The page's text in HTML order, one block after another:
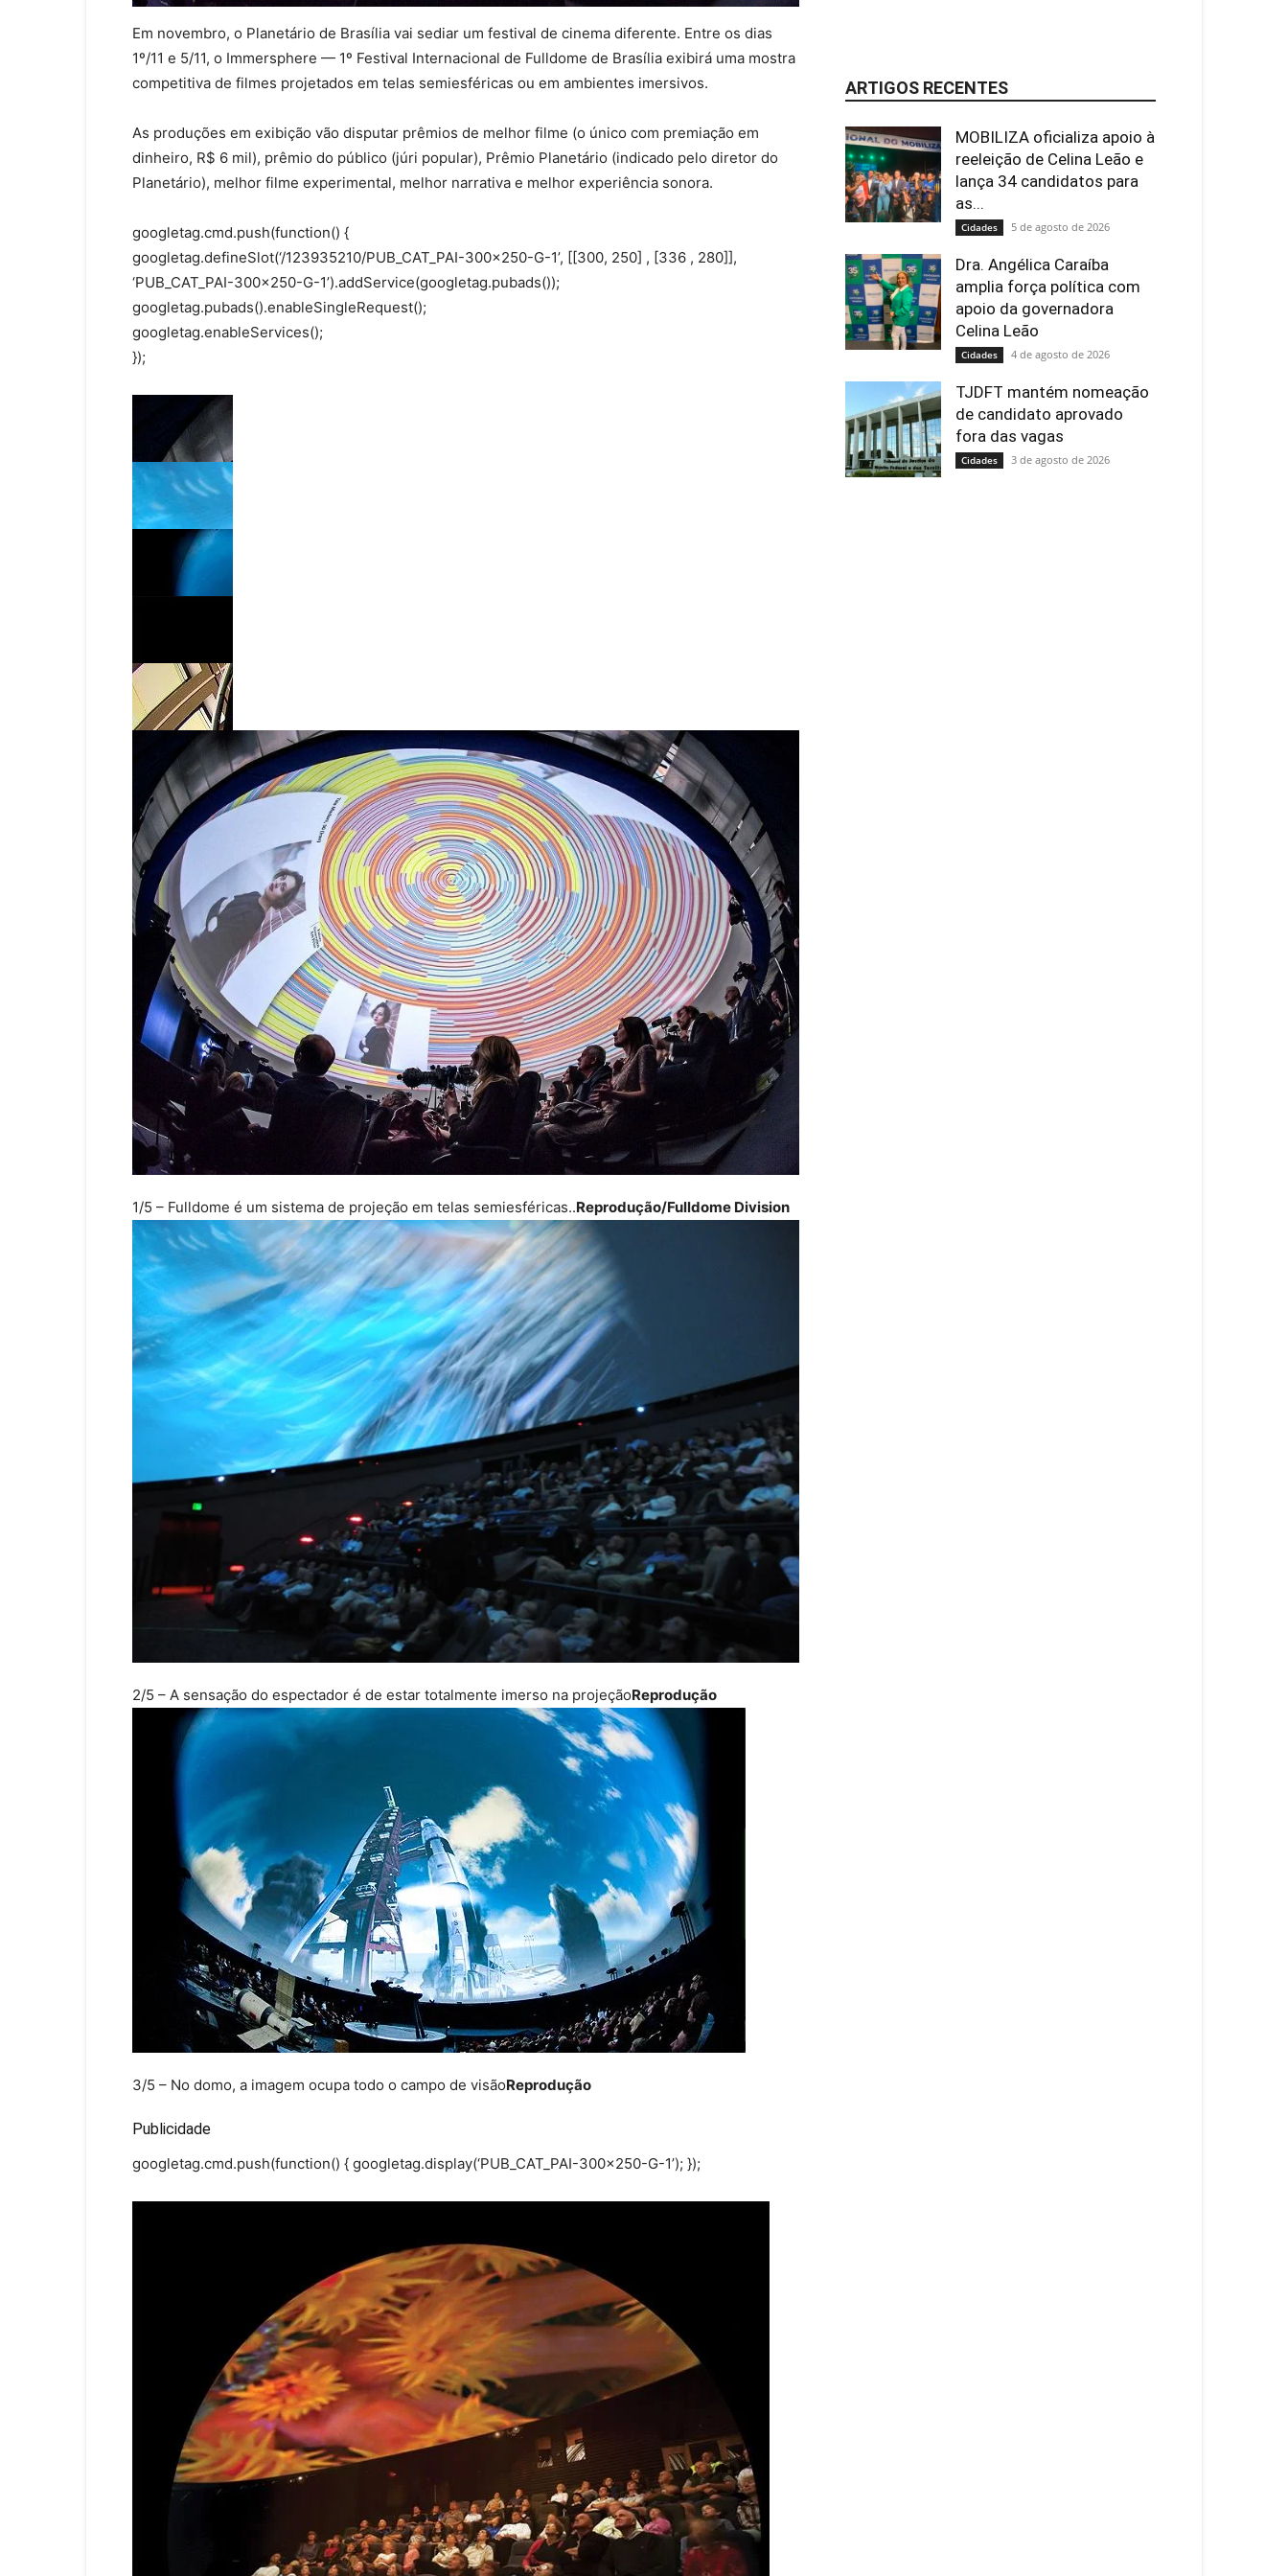
Em novembro, o Planetário de Brasília vai sediar um festival de cinema diferente. Entre os dias
1º/11 e 5/11, o Immersphere — 1º Festival Internacional de Fulldome de Brasília exibirá uma mostra
competitiva de filmes projetados em telas semiesféricas ou em ambientes imersivos.
As produções em exibição vão disputar prêmios de melhor filme (o único com premiação em
dinheiro, R$ 6 mil), prêmio do público (júri popular), Prêmio Planetário (indicado pelo diretor do
Planetário), melhor filme experimental, melhor narrativa e melhor experiência sonora.
googletag.cmd.push(function() {
googletag.defineSlot(‘/123935210/PUB_CAT_PAI-300×250-G-1’, [[300, 250] , [336 , 280]],
‘PUB_CAT_PAI-300×250-G-1’).addService(googletag.pubads());
googletag.pubads().enableSingleRequest();
googletag.enableServices();
});
1/5 – Fulldome é um sistema de projeção em telas semiesféricas..Reprodução/Fulldome Division
2/5 – A sensação do espectador é de estar totalmente imerso na projeçãoReprodução
3/5 – No domo, a imagem ocupa todo o campo de visãoReprodução
Publicidade
googletag.cmd.push(function() { googletag.display(‘PUB_CAT_PAI-300×250-G-1’); });
ARTIGOS RECENTES
MOBILIZA oficializa apoio à
reeleição de Celina Leão e
lança 34 candidatos para
as...
Cidades 5 de agosto de 2026
Dra. Angélica Caraíba
amplia força política com
apoio da governadora
Celina Leão
Cidades 4 de agosto de 2026
TJDFT mantém nomeação
de candidato aprovado
fora das vagas
Cidades 3 de agosto de 2026